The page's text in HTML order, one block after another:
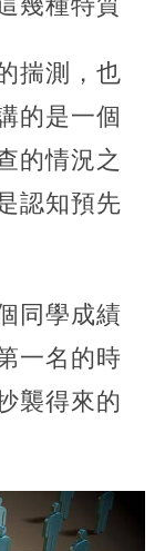
揣測，也
的是一個
的情況之
認知預先
同學成績
一名的時
襲得來的